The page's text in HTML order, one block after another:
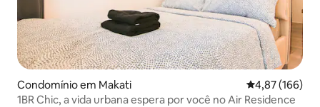
Condomínio em Makati Classificação
4,87 (166)
1BR Chic, a vida urbana espera por você no Air Residence